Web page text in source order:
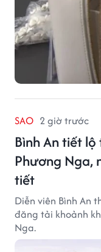
SAO 2 giờ trước
Bình An tiết
Phương Nga,
tiết
Diễn viên Bình An
đăng tải khoảnh
Nga.